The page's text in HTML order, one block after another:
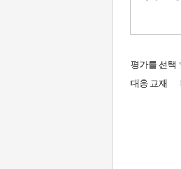
평가를 선택
대응 교재